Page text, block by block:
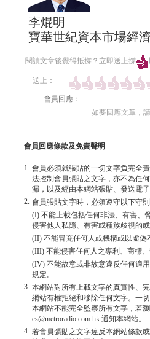
李焜明
寶華世紀資本市場經
閱讀文章後覺得抵撐？立即送上撐
送上：
會員回應：
如要回應文章，
會員回應條款及免責聲明
1. 會員必須就張貼的一切文字負完全
法控制會員張貼之文字，亦不為任
漏，以及經由本網站張貼、發送電
2. 會員張貼文字時，必須遵守以下守
(I) 不能上載包括任何非法、有害、
侵害他人私隱、有害或種族歧視的
(II) 不能冒充任何人或機構或以虛
(III) 不能侵害任何人之專利、商標
(IV) 不能故意或非故意違反任何適
規定。
3. 本網站對所有上載文字的真實性、
網站有權拒絕和移除任何文字。一
本網站不能完全監察所有文字，若
cs@metroradio.com.hk 通知本網站。
4. 若會員張貼之文字違反本網站條款